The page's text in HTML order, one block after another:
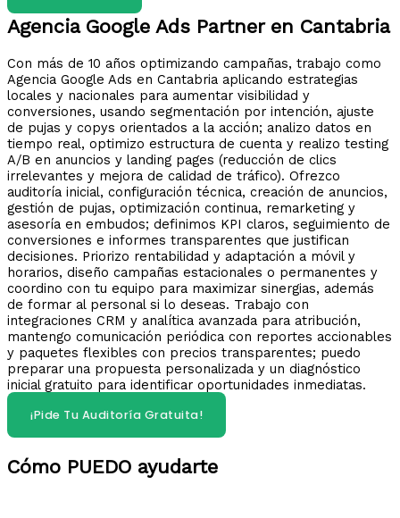
Agencia Google Ads Partner en Cantabria
Con más de 10 años optimizando campañas, trabajo como
Agencia Google Ads en Cantabria aplicando estrategias
locales y nacionales para aumentar visibilidad y
conversiones, usando segmentación por intención, ajuste
de pujas y copys orientados a la acción; analizo datos en
tiempo real, optimizo estructura de cuenta y realizo testing
A/B en anuncios y landing pages (reducción de clics
irrelevantes y mejora de calidad de tráfico). Ofrezco
auditoría inicial, configuración técnica, creación de anuncios,
gestión de pujas, optimización continua, remarketing y
asesoría en embudos; definimos KPI claros, seguimiento de
conversiones e informes transparentes que justifican
decisiones. Priorizo rentabilidad y adaptación a móvil y
horarios, diseño campañas estacionales o permanentes y
coordino con tu equipo para maximizar sinergias, además
de formar al personal si lo deseas. Trabajo con
integraciones CRM y analítica avanzada para atribución,
mantengo comunicación periódica con reportes accionables
y paquetes flexibles con precios transparentes; puedo
preparar una propuesta personalizada y un diagnóstico
inicial gratuito para identificar oportunidades inmediatas.
¡Pide Tu Auditoría Gratuita!
Cómo PUEDO ayudarte